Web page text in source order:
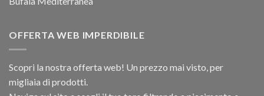
OFFERTA WEB IMPERDIBILE
Scopri la nostra offerta web! Un prezzo mai visto, per
migliaia di prodotti.